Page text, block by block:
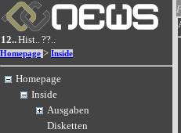
12..Hist..??..
Homepage > Inside
Homepage
Inside
Ausgaben
Disketten